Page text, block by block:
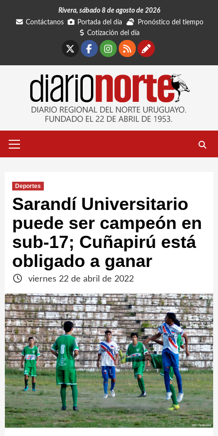
Rivera, sábado 8 de agosto de 2026
Contáctanos
Portada del día
Pronóstico del tiempo
Cotización del día
Facebook
Instagram
RSSContáctanos
primario
Deportes
Sarandí Universitario
puede ser campeón en
sub-17; Cuñapirú está
obligado a ganar
viernes 22 de abril de 2022